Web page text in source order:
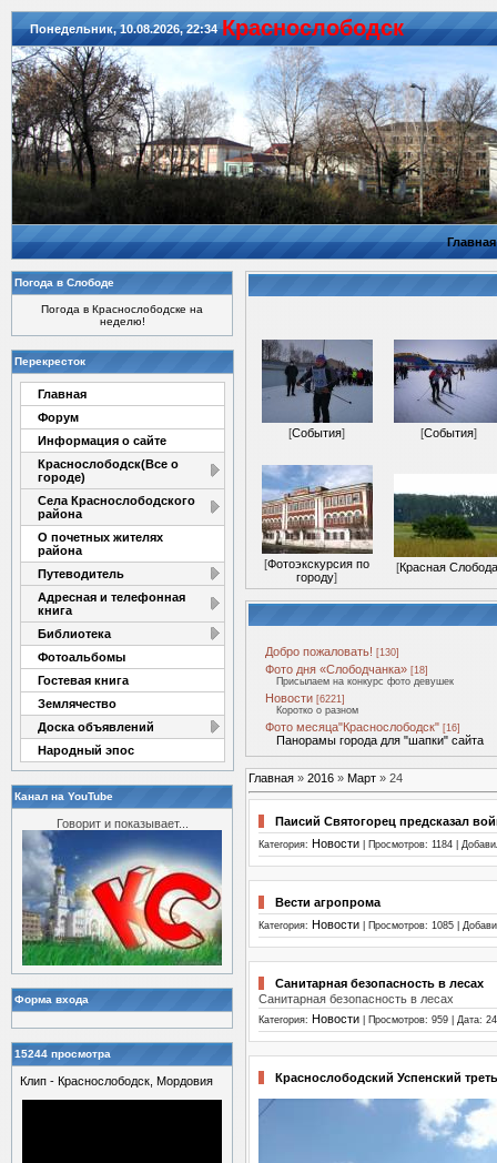
Понедельник, 10.08.2026, 22:34 Красноcлободск
Главная
Погода в Слободе
Погода в Краснослободске на
неделю!
Перекресток
Главная
Форум
Информация о сайте
Краснослободск(Все о
городе)
Села Краснослободского
района
О почетных жителях
района
Путеводитель
Адресная и телефонная
книга
Библиотека
Фотоальбомы
Гостевая книга
Землячество
Доска объявлений
Народный эпос
Канал на YouTube
Говорит и показывает...
Форма входа
15244 просмотра
Клип - Краснослободск, Мордовия
[События] [События]
[Фотоэкскурсия по
городу]
[Красная Слобода
Добро пожаловать! [130]
Фото дня «Слободчанка» [18]
Присылаем на конкурс фото девушек
Новости [6221]
Коротко о разном
Фото месяца"Краснослободск" [16]
Панорамы города для "шапки" сайта
Главная » 2016 » Март » 24
Паисий Святогорец предсказал
Категория: Новости | Просмотров: 1184 |
Вести агропрома
Категория: Новости | Просмотров: 1085 |
Санитарная безопасность в лесах
Санитарная безопасность в лесах
Категория: Новости | Просмотров: 959 | Дата:
Краснослободский Успенский